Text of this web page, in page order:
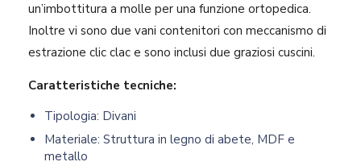
un’imbottitura a molle per una funzione ortopedica.
Inoltre vi sono due vani contenitori con meccanismo di
estrazione clic clac e sono inclusi due graziosi cuscini.
Caratteristiche tecniche:
Tipologia: Divani
Materiale: Struttura in legno di abete, MDF e
metallo